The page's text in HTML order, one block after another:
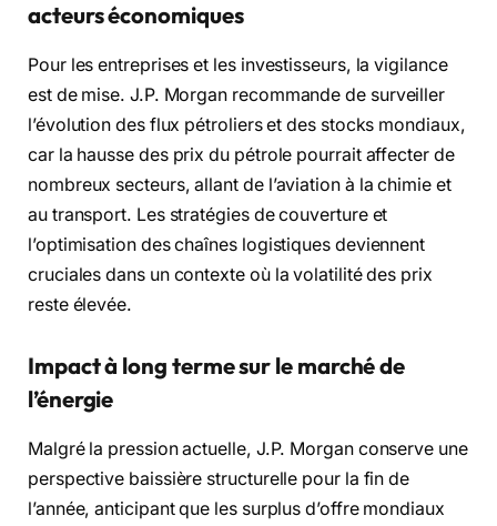
acteurs économiques
Pour les entreprises et les investisseurs, la vigilance
est de mise. J.P. Morgan recommande de surveiller
l’évolution des flux pétroliers et des stocks mondiaux,
car la hausse des prix du pétrole pourrait affecter de
nombreux secteurs, allant de l’aviation à la chimie et
au transport. Les stratégies de couverture et
l’optimisation des chaînes logistiques deviennent
cruciales dans un contexte où la volatilité des prix
reste élevée.
Impact à long terme sur le marché de
l’énergie
Malgré la pression actuelle, J.P. Morgan conserve une
perspective baissière structurelle pour la fin de
l’année, anticipant que les surplus d’offre mondiaux